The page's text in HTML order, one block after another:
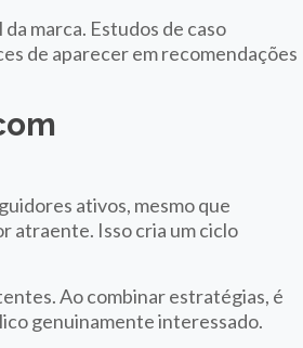
marca. Estudos de caso
de aparecer em recomendações
ativos, mesmo que
atraente. Isso cria um ciclo
Ao combinar estratégias, é
genuinamente interessado.